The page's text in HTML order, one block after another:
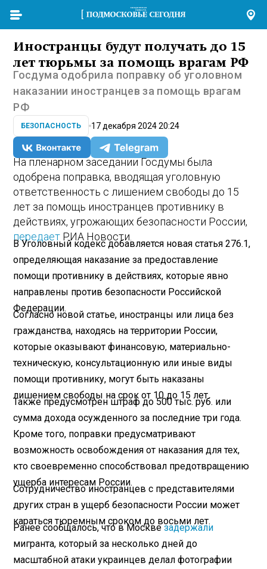
Иностранцы будут получать до 15
лет тюрьмы за помощь врагам РФ
Госдума одобрила поправку об уголовном
наказании иностранцев за помощь врагам
РФ
БЕЗОПАСНОСТЬ 17 декабря 2024 20:24
На пленарном заседании Госдумы была
одобрена поправка, вводящая уголовную
ответственность с лишением свободы до 15
лет за помощь иностранцев противнику в
действиях, угрожающих безопасности России,
передает РИА Новости.
В Уголовный кодекс добавляется новая статья 276.1,
определяющая наказание за предоставление
помощи противнику в действиях, которые явно
направлены против безопасности Российской
Федерации.
Согласно новой статье, иностранцы или лица без
гражданства, находясь на территории России,
которые оказывают финансовую, материально-
техническую, консультационную или иные виды
помощи противнику, могут быть наказаны
лишением свободы на срок от 10 до 15 лет.
Также предусмотрен штраф до 500 тыс. руб. или
сумма дохода осужденного за последние три года.
Кроме того, поправки предусматривают
возможность освобождения от наказания для тех,
кто своевременно способствовал предотвращению
ущерба интересам России.
Сотрудничество иностранцев с представителями
других стран в ущерб безопасности России может
караться тюремным сроком до восьми лет.
Ранее сообщалось, что в Москвезадержали
мигранта, который за несколько дней до
масштабной атаки украинцев делал фотографии